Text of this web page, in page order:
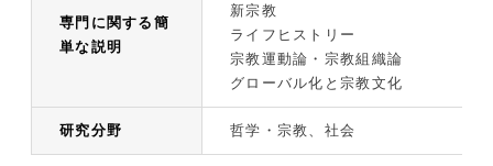
専門に関する簡
単な説明
新宗教
ライフヒストリー
宗教運動論・宗教組織論
グローバル化と宗教文化
研究分野 哲学・宗教、社会